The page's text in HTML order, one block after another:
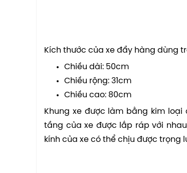
Kích thước của xe đẩy hàng dùng
Chiều dài: 50cm
Chiều rộng: 31cm
Chiều cao: 80cm
Khung xe được làm bằng kim
tầng của xe được lắp ráp với
kính của xe có thể chịu được trọng